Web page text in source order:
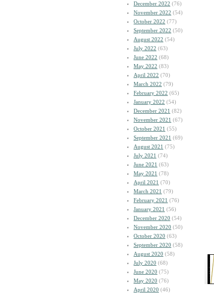
December 2022 (76)
November 2022 (54)
October 2022 (77)
September 2022 (50)
August 2022 (54)
July 2022 (63)
June 2022 (68)
May 2022 (83)
April 2022 (70)
March 2022 (79)
February 2022 (65)
January 2022 (54)
December 2021 (82)
November 2021 (67)
October 2021 (55)
September 2021 (69)
August 2021 (75)
July 2021 (74)
June 2021 (63)
May 2021 (78)
April 2021 (70)
March 2021 (79)
February 2021 (76)
January 2021 (56)
December 2020 (54)
November 2020 (50)
October 2020 (63)
September 2020 (58)
August 2020 (58)
July 2020 (68)
June 2020 (75)
May 2020 (76)
April 2020 (46)